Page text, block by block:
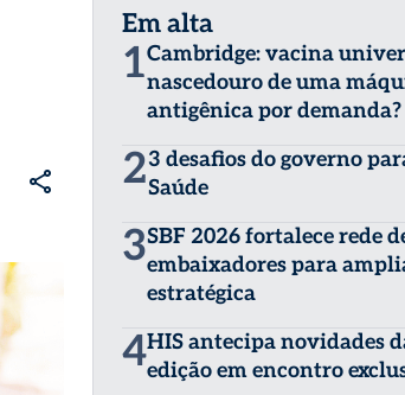
Em alta
1Cambridge: vacina
nascedouro de uma
antigênica por demanda?
23 desafios do governo
Saúde
3SBF 2026 fortalece rede
embaixadores para
estratégica
4HIS antecipa novidades
edição em encontro